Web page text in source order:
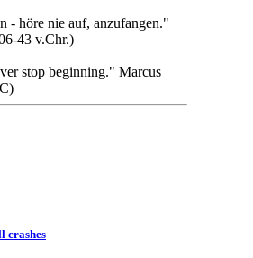
- höre nie auf, anzufangen."
43 v.Chr.)
stop beginning." Marcus
crashes